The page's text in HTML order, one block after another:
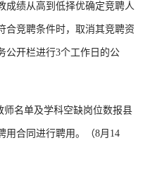
成绩从高到低择优确定竞聘人
合竞聘条件时，取消其竞聘资
公开栏进行3个工作日的公
名单及学科空缺岗位数报县
用合同进行聘用。（8月14